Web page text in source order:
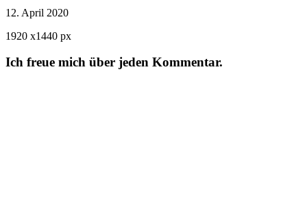
12. April 2020
1920 x1440 px
Ich freue mich über jeden Kommentar.